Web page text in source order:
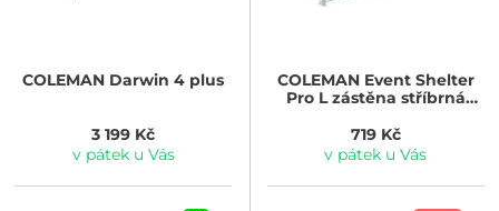
COLEMAN Darwin 4 plus
3 199 Kč
v pátek u Vás
COLEMANEvent Shelter
Pro L zástěna stříbrná
719 Kč
v pátek u Vás